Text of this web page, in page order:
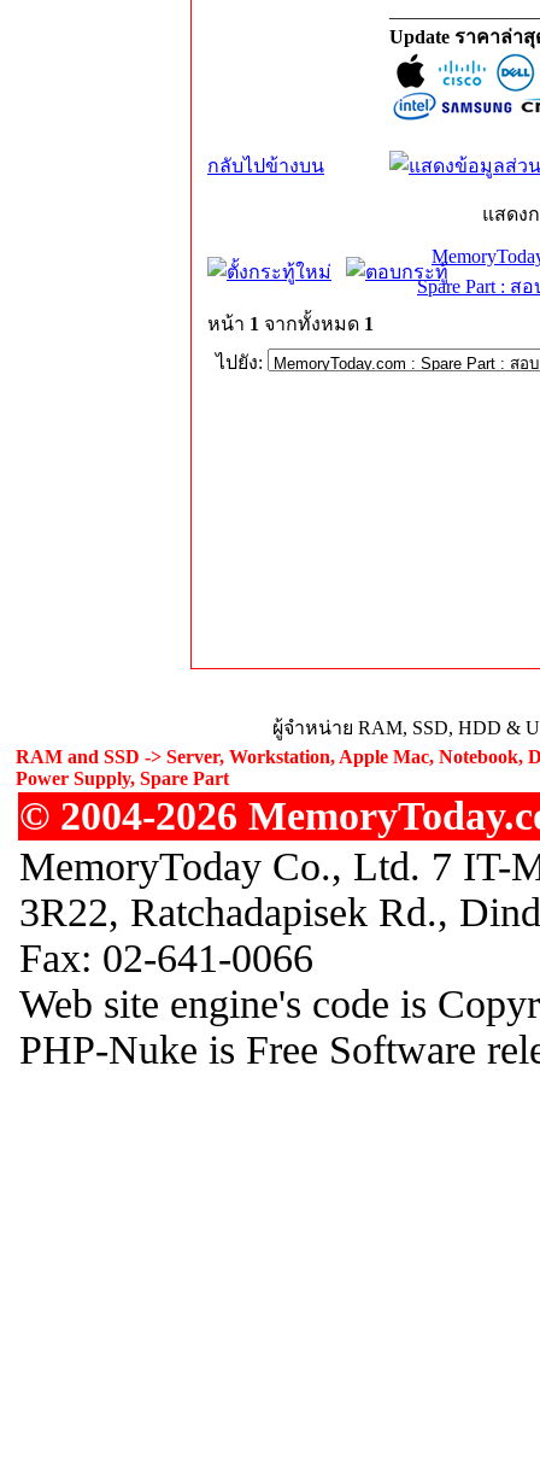
Update ราคาล่า
กลับไปข้างบน
แสดง
Spare Part : ส
หน้า 1 จากทั้งหมด 1
ไปยัง:
ผู้จำหน่าย RAM, SSD, HDD &
RAM and SSD -> Server, Workstation, Apple Mac, Notebook,
Power Supply, Spare Part
© 2004-2026
MemoryToday Co., Ltd. 7 IT-
3R22, Ratchadapisek Rd.,
Fax: 02-641-0066
Web site engine's code is
PHP-Nuke is Free Software